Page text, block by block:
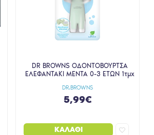
DR.BROWNS
DR BROWNS ΟΔΟΝΤΟΒΟΥΡΤΣΑ
ΕΛΕΦΑΝΤΑΚΙ ΜΕΝΤΑ 0-3 ΕΤΩΝ 1τμχ
5,99€
ΚΑΛΆΘΙ